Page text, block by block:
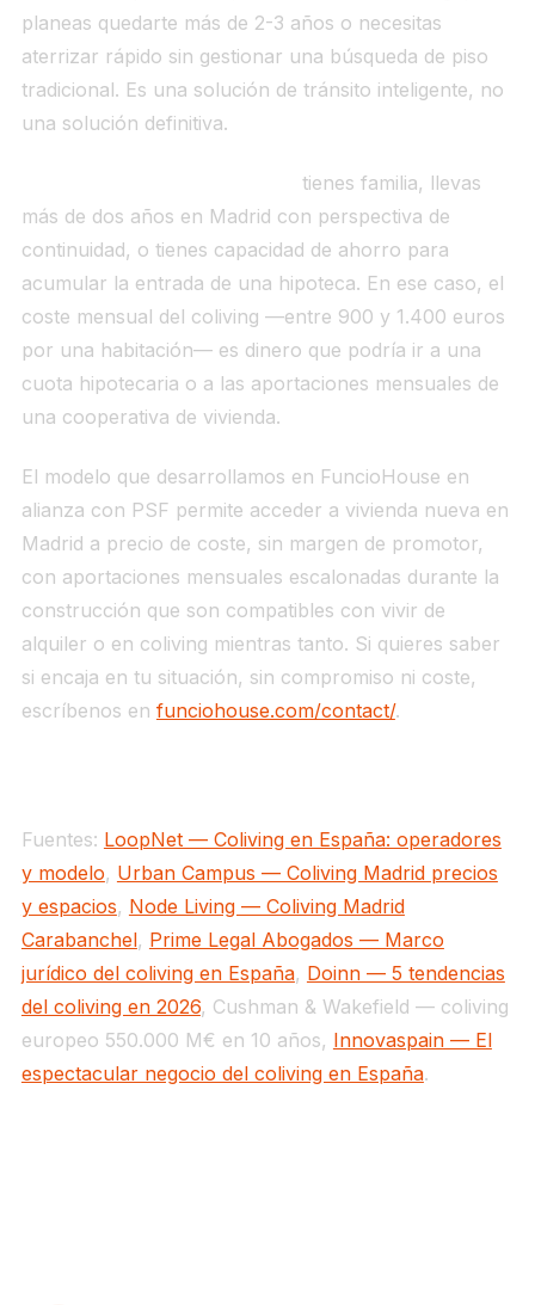
planeas quedarte más de 2-3 años o necesitas
aterrizar rápido sin gestionar una búsqueda de piso
tradicional. Es una solución de tránsito inteligente, no
una solución definitiva.
tienes familia, llevas
más de dos años en Madrid con perspectiva de
continuidad, o tienes capacidad de ahorro para
acumular la entrada de una hipoteca. En ese caso, el
coste mensual del coliving —entre 900 y 1.400 euros
por una habitación— es dinero que podría ir a una
cuota hipotecaria o a las aportaciones mensuales de
una cooperativa de vivienda.
El modelo que desarrollamos en FuncioHouse en
alianza con PSF permite acceder a vivienda nueva en
Madrid a precio de coste, sin margen de promotor,
con aportaciones mensuales escalonadas durante la
construcción que son compatibles con vivir de
alquiler o en coliving mientras tanto. Si quieres saber
si encaja en tu situación, sin compromiso ni coste,
escríbenos en funciohouse.com/contact/.
Fuentes: LoopNet — Coliving en España: operadores
y modelo, Urban Campus — Coliving Madrid precios
y espacios, Node Living — Coliving Madrid
Carabanchel, Prime Legal Abogados — Marco
jurídico del coliving en España, Doinn — 5 tendencias
del coliving en 2026, Cushman & Wakefield — coliving
europeo 550.000 M€ en 10 años, Innovaspain — El
espectacular negocio del coliving en España.